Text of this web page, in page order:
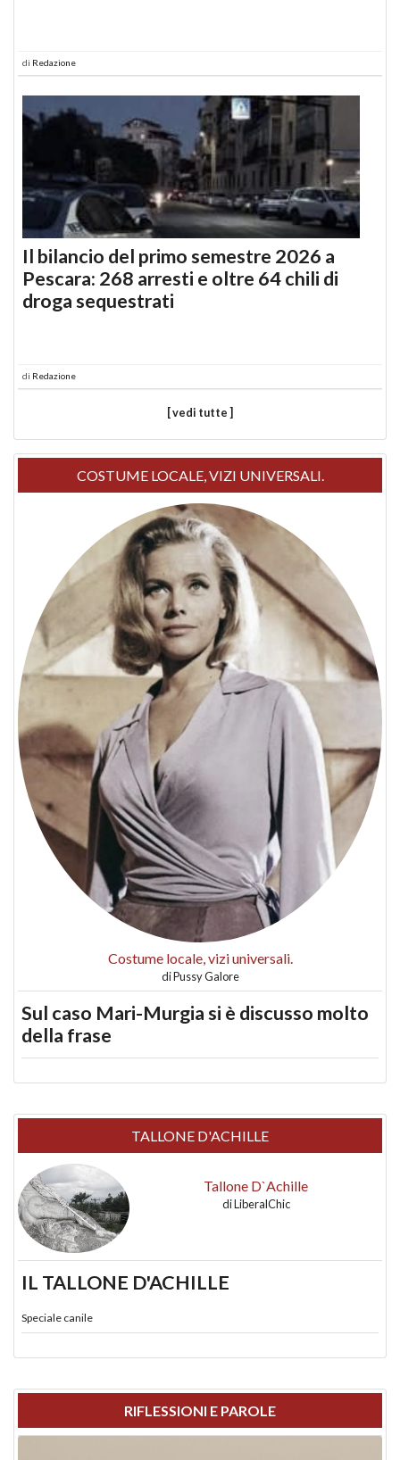
di Redazione
Il bilancio del primo semestre 2026 a
Pescara: 268 arresti e oltre 64 chili di
droga sequestrati
di Redazione
[ vedi tutte ]
COSTUME LOCALE, VIZI UNIVERSALI.
Costume locale, vizi universali.
diPussy Galore
Sul caso Mari-Murgia si è discusso molto
della frase
TALLONE D'ACHILLE
Tallone D`Achille
diLiberalChic
IL TALLONE D'ACHILLE
Speciale canile
RIFLESSIONI E PAROLE